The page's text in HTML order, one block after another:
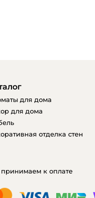
для дома
для дома
отделка стен
к оплате